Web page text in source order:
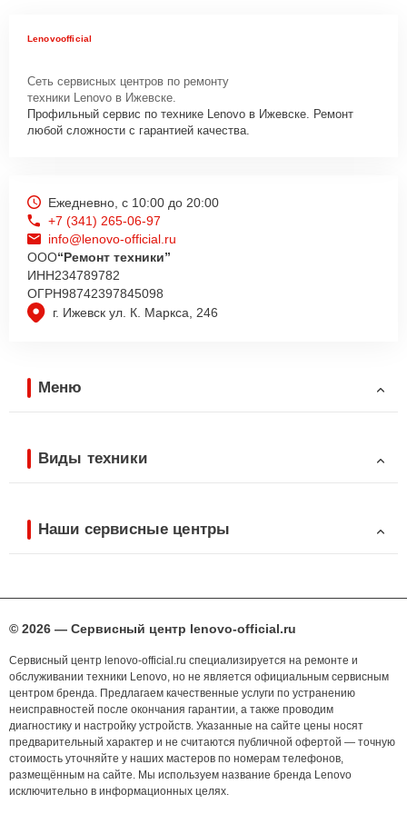
Lenovoofficial
Сеть сервисных центров по ремонту
техники Lenovo в Ижевске.
Профильный сервис по технике Lenovo в Ижевске. Ремонт
любой сложности с гарантией качества.
г. Ижевск ул. К. Маркса, 246
Ежедневно, с 10:00 до 20:00
+7 (341) 265-06-97
info@lenovo-official.ru
ООО“Ремонт техники”
ИНН234789782
ОГРН98742397845098
Меню
Виды техники
Наши сервисные центры
© 2026 — Сервисный центр lenovo-official.ru
Сервисный центр lenovo-official.ru специализируется на ремонте и
обслуживании техники Lenovo, но не является официальным сервисным
центром бренда. Предлагаем качественные услуги по устранению
неисправностей после окончания гарантии, а также проводим
диагностику и настройку устройств. Указанные на сайте цены носят
предварительный характер и не считаются публичной офертой — точную
стоимость уточняйте у наших мастеров по номерам телефонов,
размещённым на сайте. Мы используем название бренда Lenovo
исключительно в информационных целях.